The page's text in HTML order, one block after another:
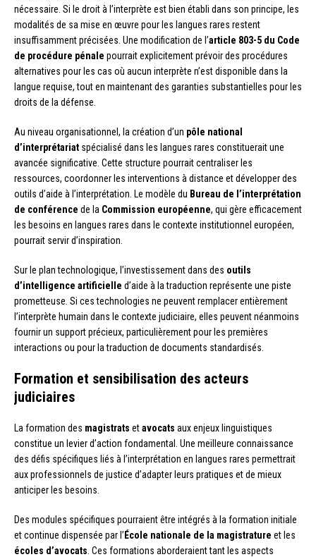
nécessaire. Si le droit à l’interprète est bien établi dans son principe, les
modalités de sa mise en œuvre pour les langues rares restent
insuffisamment précisées. Une modification de l’article 803-5 du Code
de procédure pénale pourrait explicitement prévoir des procédures
alternatives pour les cas où aucun interprète n’est disponible dans la
langue requise, tout en maintenant des garanties substantielles pour les
droits de la défense.
Au niveau organisationnel, la création d’un pôle national
d’interprétariat spécialisé dans les langues rares constituerait une
avancée significative. Cette structure pourrait centraliser les
ressources, coordonner les interventions à distance et développer des
outils d’aide à l’interprétation. Le modèle du Bureau de l’interprétation
de conférence de la Commission européenne, qui gère efficacement
les besoins en langues rares dans le contexte institutionnel européen,
pourrait servir d’inspiration.
Sur le plan technologique, l’investissement dans des outils
d’intelligence artificielle d’aide à la traduction représente une piste
prometteuse. Si ces technologies ne peuvent remplacer entièrement
l’interprète humain dans le contexte judiciaire, elles peuvent néanmoins
fournir un support précieux, particulièrement pour les premières
interactions ou pour la traduction de documents standardisés.
Formation et sensibilisation des acteurs
judiciaires
La formation des magistrats etavocats aux enjeux linguistiques
constitue un levier d’action fondamental. Une meilleure connaissance
des défis spécifiques liés à l’interprétation en langues rares permettrait
aux professionnels de justice d’adapter leurs pratiques et de mieux
anticiper les besoins.
Des modules spécifiques pourraient être intégrés à la formation initiale
et continue dispensée par l’École nationale de la magistrature et les
écoles d’avocats . Ces formations aborderaient tant les aspects